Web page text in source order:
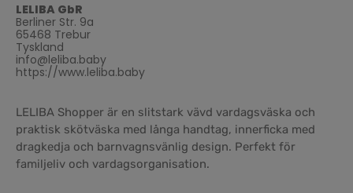
LELIBA GbR
Berliner Str. 9a
65468 Trebur
Tyskland
info@leliba.baby
https://www.leliba.baby
LELIBA Shopper är en slitstark vävd vardagsväska och
praktisk skötväska med långa handtag, innerficka med
dragkedja och barnvagnsvänlig design. Perfekt för
familjeliv och vardagsorganisation.